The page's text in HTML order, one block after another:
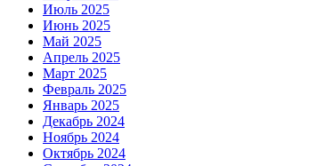
Июль 2025
Июнь 2025
Май 2025
Апрель 2025
Март 2025
Февраль 2025
Январь 2025
Декабрь 2024
Ноябрь 2024
Октябрь 2024